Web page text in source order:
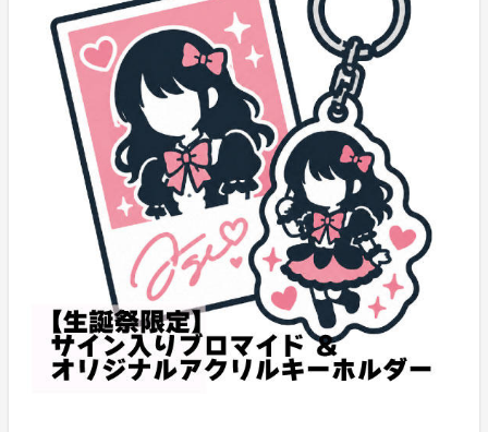
よくある質問
●プロジェクトについて
本プロジェクトは【All or Nothing】です。
目標金額が達成できなかった場合は、プロジェクト内容
の実施、グッズの生産などリワードの提供は行われませ
ん。
あらかじめご了承ください。